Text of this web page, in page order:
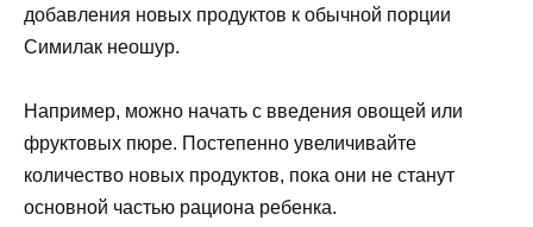
добавления новых продуктов к обычной порции
Симилак неошур.
Например, можно начать с введения овощей или
фруктовых пюре. Постепенно увеличивайте
количество новых продуктов, пока они не станут
основной частью рациона ребенка.